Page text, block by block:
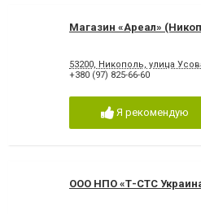
Магазин «Ареал»
53200, Никополь, улица
+380 (97) 825-66-60
Я рекомендую
ООО НПО «Т-СТС